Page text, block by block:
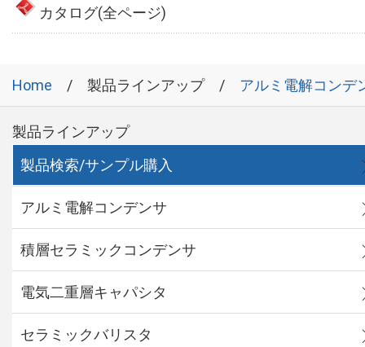
カタログ(全ページ)
Home 製品ラインアップ アルミ電解コンデ
製品ラインアップ
製品検索/サンプル購入
アルミ電解コンデンサ
積層セラミックコンデンサ
電気二重層キャパシタ
セラミックバリスタ